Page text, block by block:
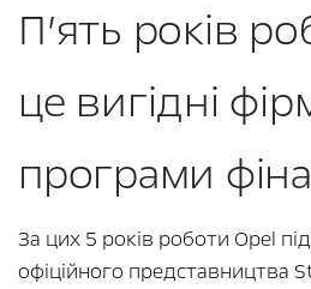
П’ять років
це вигідні
програми
За цих 5 років роботи Opel
офіційного представництва